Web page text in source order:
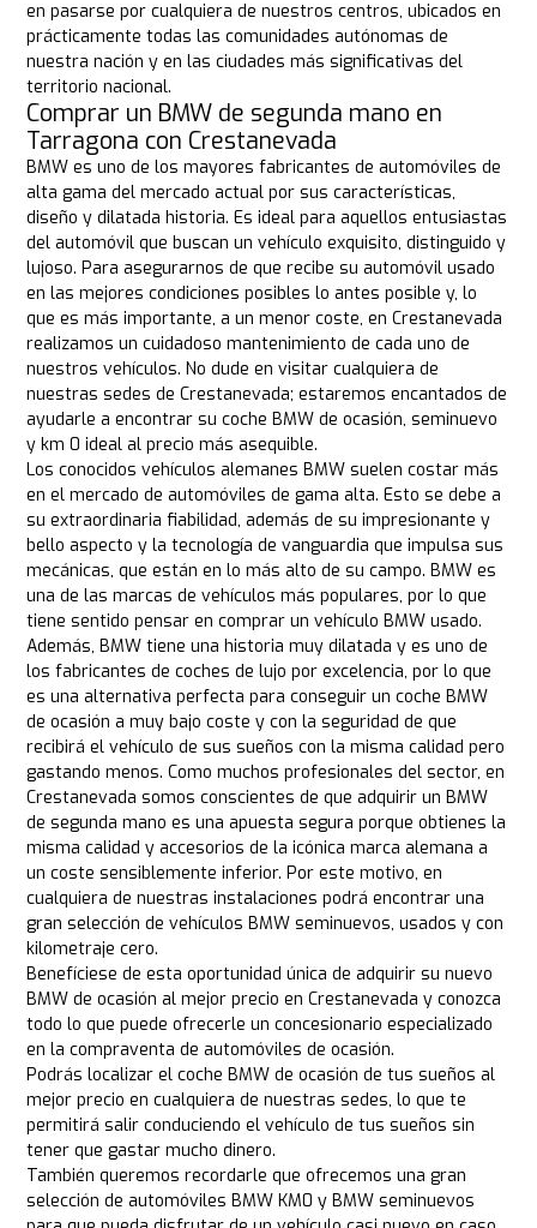
en pasarse por cualquiera de nuestros centros, ubicados en
prácticamente todas las comunidades autónomas de
nuestra nación y en las ciudades más significativas del
territorio nacional.
Comprar un BMW de segunda mano en
Tarragona con Crestanevada
BMW es uno de los mayores fabricantes de automóviles de
alta gama del mercado actual por sus características,
diseño y dilatada historia. Es ideal para aquellos entusiastas
del automóvil que buscan un vehículo exquisito, distinguido y
lujoso. Para asegurarnos de que recibe su automóvil usado
en las mejores condiciones posibles lo antes posible y, lo
que es más importante, a un menor coste, en Crestanevada
realizamos un cuidadoso mantenimiento de cada uno de
nuestros vehículos. No dude en visitar cualquiera de
nuestras sedes de Crestanevada; estaremos encantados de
ayudarle a encontrar su coche BMW de ocasión, seminuevo
y km 0 ideal al precio más asequible.
Los conocidos vehículos alemanes BMW suelen costar más
en el mercado de automóviles de gama alta. Esto se debe a
su extraordinaria fiabilidad, además de su impresionante y
bello aspecto y la tecnología de vanguardia que impulsa sus
mecánicas, que están en lo más alto de su campo. BMW es
una de las marcas de vehículos más populares, por lo que
tiene sentido pensar en comprar un vehículo BMW usado.
Además, BMW tiene una historia muy dilatada y es uno de
los fabricantes de coches de lujo por excelencia, por lo que
es una alternativa perfecta para conseguir un coche BMW
de ocasión a muy bajo coste y con la seguridad de que
recibirá el vehículo de sus sueños con la misma calidad pero
gastando menos. Como muchos profesionales del sector, en
Crestanevada somos conscientes de que adquirir un BMW
de segunda mano es una apuesta segura porque obtienes la
misma calidad y accesorios de la icónica marca alemana a
un coste sensiblemente inferior. Por este motivo, en
cualquiera de nuestras instalaciones podrá encontrar una
gran selección de vehículos BMW seminuevos, usados y con
kilometraje cero.
Benefíciese de esta oportunidad única de adquirir su nuevo
BMW de ocasión al mejor precio en Crestanevada y conozca
todo lo que puede ofrecerle un concesionario especializado
en la compraventa de automóviles de ocasión.
Podrás localizar el coche BMW de ocasión de tus sueños al
mejor precio en cualquiera de nuestras sedes, lo que te
permitirá salir conduciendo el vehículo de tus sueños sin
tener que gastar mucho dinero.
También queremos recordarle que ofrecemos una gran
selección de automóviles BMW KM0 y BMW seminuevos